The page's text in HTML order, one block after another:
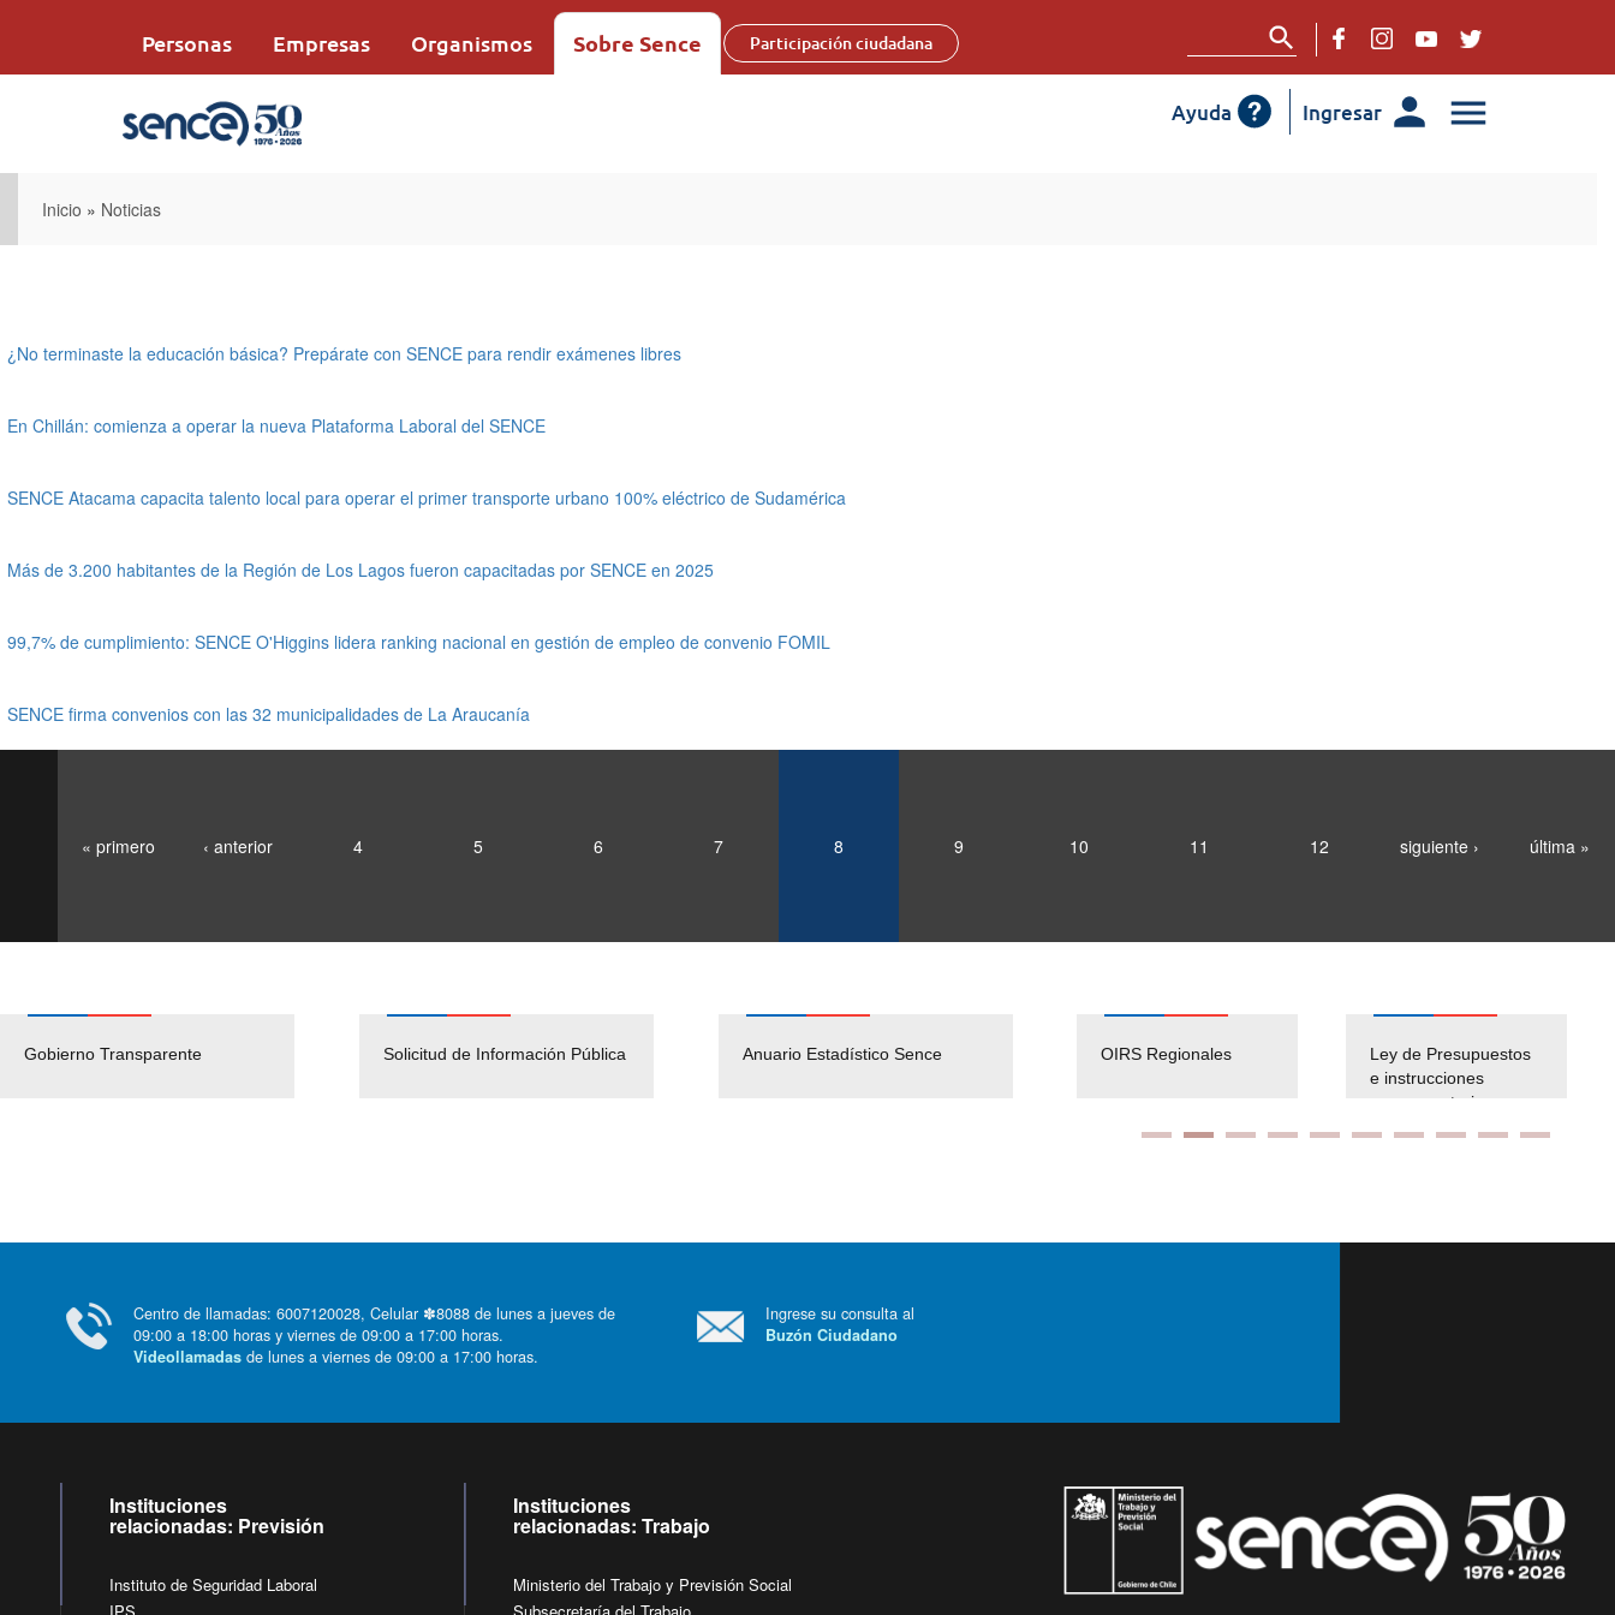
Personas Empresas Organismos Sobre Sence Participación ciudadana
Ingresar
Ayuda
Inicio » Noticias
¿No terminaste la educación básica? Prepárate con SENCE para rendir exámenes libres
En Chillán: comienza a operar la nueva Plataforma Laboral del SENCE
SENCE Atacama capacita talento local para operar el primer transporte urbano 100% eléctrico de Sudamérica
Más de 3.200 habitantes de la Región de Los Lagos fueron capacitadas por SENCE en 2025
99,7% de cumplimiento: SENCE O'Higgins lidera ranking nacional en gestión de empleo de convenio FOMIL
SENCE firma convenios con las 32 municipalidades de La Araucanía
« primero ‹ anterior 4 5 6 7 8 9 10 11 12 siguiente › última »
Gobierno Transparente Solicitud de Información Pública Anuario Estadístico Sence
Pago Proveedores
Empleos Públicos
Solicitud Audiencias y
OIRS Regionales
Ley de Presupuestos
e instrucciones
presuspuetarias
Centro de llamadas: 6007120028, Celular ✽8088 de lunes a jueves de
09:00 a 18:00 horas y viernes de 09:00 a 17:00 horas.
Videollamadas de lunes a viernes de 09:00 a 17:00 horas.
Ingrese su consulta al
Buzón Ciudadano
Instituciones
relacionadas: Previsión
Instituto de Seguridad Laboral
IPS
Instituciones
relacionadas: Trabajo
Ministerio del Trabajo y Previsión Social
Subsecretaría del Trabajo